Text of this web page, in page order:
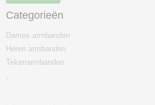
Categorieën
Dames armbanden
Heren armbanden
Tekenarmbanden
.